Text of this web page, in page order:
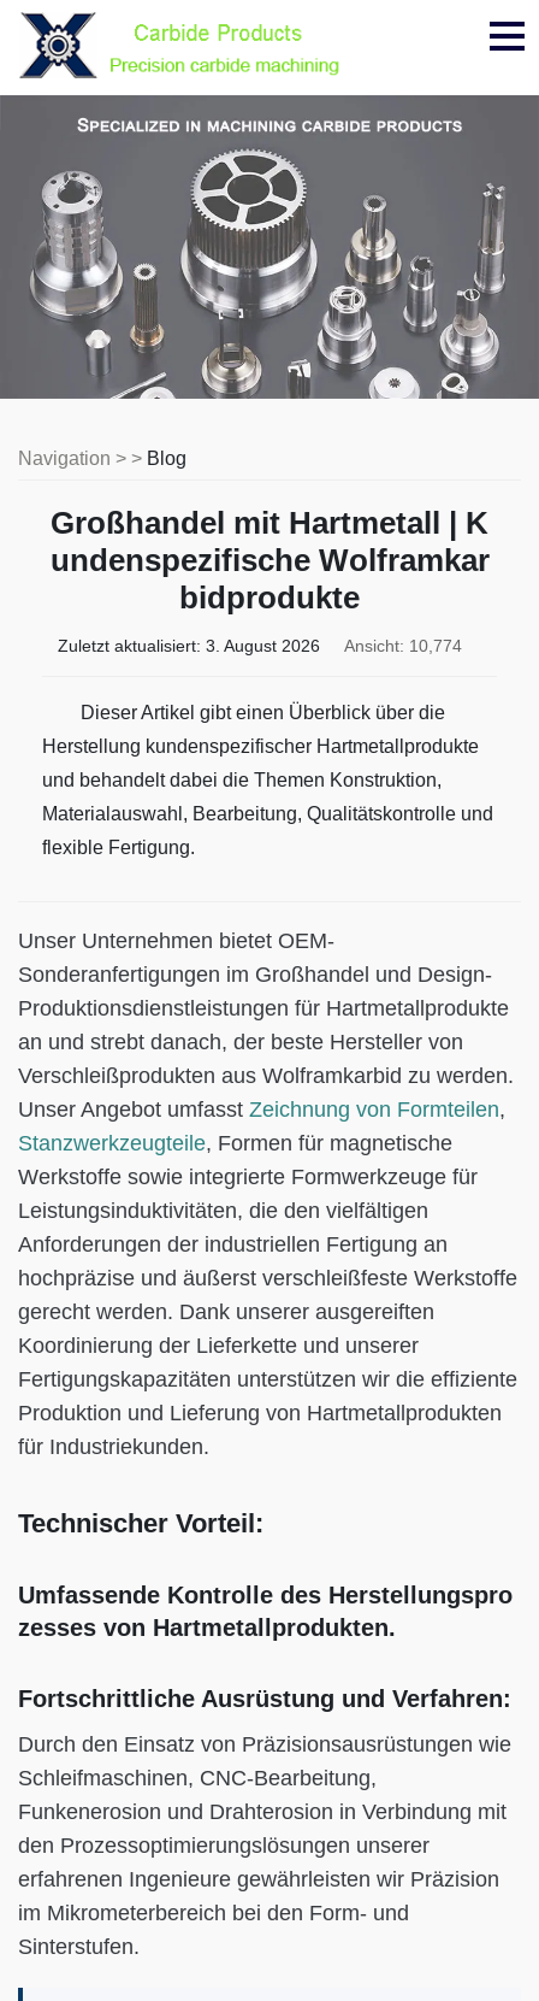
Navigation > > Blog
Großhandel mit Hartmetall | K
undenspezifische Wolframkar
bidprodukte
Zuletzt aktualisiert: 3. August 2026 Ansicht: 10,774
Dieser Artikel gibt einen Überblick über die
Herstellung kundenspezifischer Hartmetallprodukte
und behandelt dabei die Themen Konstruktion,
Materialauswahl, Bearbeitung, Qualitätskontrolle und
flexible Fertigung.
Unser Unternehmen bietet OEM-
Sonderanfertigungen im Großhandel und Design-
Produktionsdienstleistungen für Hartmetallprodukte
an und strebt danach, der beste Hersteller von
Verschleißprodukten aus Wolframkarbid zu werden.
Unser Angebot umfasst Zeichnung von Formteilen,
Stanzwerkzeugteile, Formen für magnetische
Werkstoffe sowie integrierte Formwerkzeuge für
Leistungsinduktivitäten, die den vielfältigen
Anforderungen der industriellen Fertigung an
hochpräzise und äußerst verschleißfeste Werkstoffe
gerecht werden. Dank unserer ausgereiften
Koordinierung der Lieferkette und unserer
Fertigungskapazitäten unterstützen wir die effiziente
Produktion und Lieferung von Hartmetallprodukten
für Industriekunden.
Technischer Vorteil:
Umfassende Kontrolle des Herstellungspro
zesses von Hartmetallprodukten.
Fortschrittliche Ausrüstung und Verfahren:
Durch den Einsatz von Präzisionsausrüstungen wie
Schleifmaschinen, CNC-Bearbeitung,
Funkenerosion und Drahterosion in Verbindung mit
den Prozessoptimierungslösungen unserer
erfahrenen Ingenieure gewährleisten wir Präzision
im Mikrometerbereich bei den Form- und
Sinterstufen.